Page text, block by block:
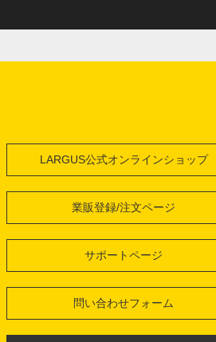
LARGUS公式オンラインショップ
業販登録/注文ページ
サポートページ
問い合わせフォーム